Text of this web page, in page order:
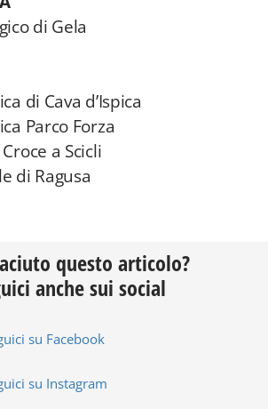
di Gela
di Cava d’Ispica
Parco Forza
a Scicli
di Ragusa
questo articolo?
anche sui social
su Facebook
su Instagram